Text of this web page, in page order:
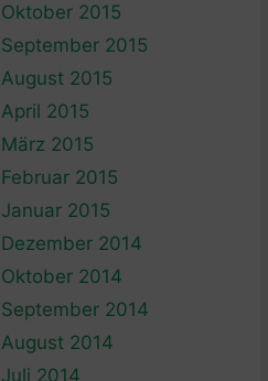
Oktober 2015
September 2015
August 2015
April 2015
März 2015
Februar 2015
Januar 2015
Dezember 2014
Oktober 2014
September 2014
August 2014
Juli 2014